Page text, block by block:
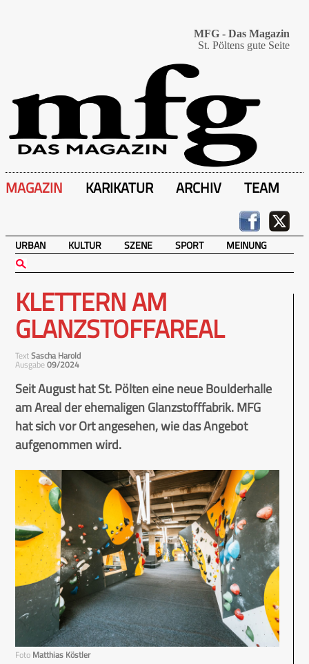
MFG - Das Magazin
St. Pöltens gute Seite
MAGAZIN KARIKATUR ARCHIV TEAM
URBAN KULTUR SZENE SPORT MEINUNG
KLETTERN AM
GLANZSTOFFAREAL
TextSascha Harold
Ausgabe09/2024
Seit August hat St. Pölten eine neue Boulderhalle
am Areal der ehemaligen Glanzstofffabrik. MFG
hat sich vor Ort angesehen, wie das Angebot
aufgenommen wird.
Foto Matthias Köstler